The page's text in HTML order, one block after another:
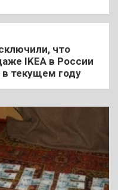
что
IKEA в России
текущем году